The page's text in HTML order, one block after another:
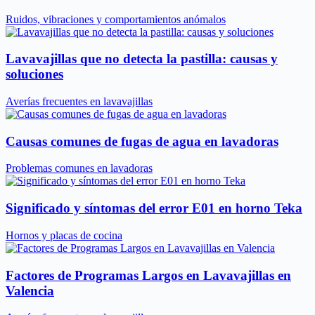
Ruidos, vibraciones y comportamientos anómalos
Lavavajillas que no detecta la pastilla: causas y
soluciones
Averías frecuentes en lavavajillas
Causas comunes de fugas de agua en lavadoras
Problemas comunes en lavadoras
Significado y síntomas del error E01 en horno Teka
Hornos y placas de cocina
Factores de Programas Largos en Lavavajillas en
Valencia